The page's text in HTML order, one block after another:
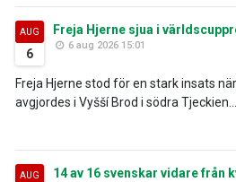
AUG
6
Freja Hjerne sjua i
6 aug 2026 15:01
Freja Hjerne stod för en stark insats
avgjordes i Vyšší Brod i södra Tjeckien...
AUG 14 av 16 svenskar vidare från